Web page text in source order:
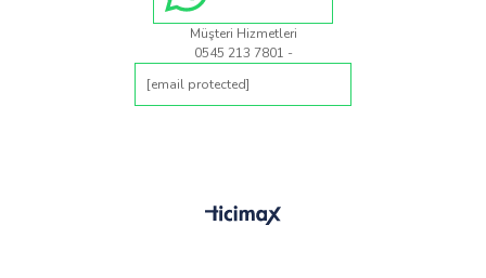
Müşteri Hizmetleri
0545 213 7801 -
[email protected]